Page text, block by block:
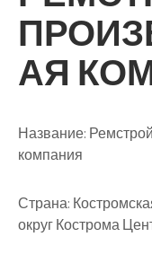
АЯ
Название:
компания
Страна:
округ Кострома